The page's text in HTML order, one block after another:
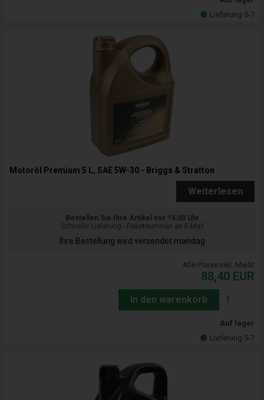
Lieferung 5-7
Motoröl Premium 5 L, SAE 5W-30 - Briggs & Stratton
Weiterlesen
Bestellen Sie Ihre Artikel vor 15:00 Uhr
Schnelle Lieferung - Paketnummer an E-Mail
Ihre Bestellung wird versendet mandag
Alle Preise inkl. MwSt
88,40 EUR
In den warenkorb
Auf lager
Lieferung 5-7